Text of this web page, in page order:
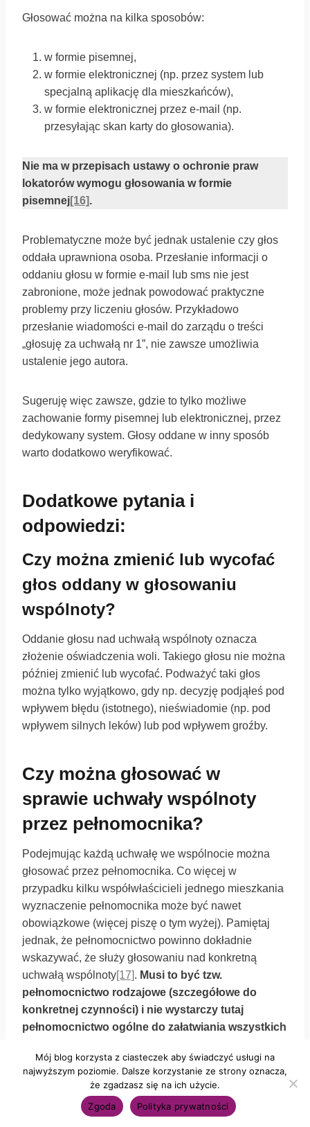
Głosować można na kilka sposobów:
w formie pisemnej,
w formie elektronicznej (np. przez system lub
specjalną aplikację dla mieszkańców),
w formie elektronicznej przez e-mail (np.
przesyłając skan karty do głosowania).
Nie ma w przepisach ustawy o ochronie praw
lokatorów wymogu głosowania w formie
pisemnej[16].
Problematyczne może być jednak ustalenie czy głos
oddała uprawniona osoba. Przesłanie informacji o
oddaniu głosu w formie e-mail lub sms nie jest
zabronione, może jednak powodować praktyczne
problemy przy liczeniu głosów. Przykładowo
przesłanie wiadomości e-mail do zarządu o treści
„głosuję za uchwałą nr 1”, nie zawsze umożliwia
ustalenie jego autora.
Sugeruję więc zawsze, gdzie to tylko możliwe
zachowanie formy pisemnej lub elektronicznej, przez
dedykowany system. Głosy oddane w inny sposób
warto dodatkowo weryfikować.
Dodatkowe pytania i
odpowiedzi:
Czy można zmienić lub wycofać
głos oddany w głosowaniu
wspólnoty?
Oddanie głosu nad uchwałą wspólnoty oznacza
złożenie oświadczenia woli. Takiego głosu nie można
później zmienić lub wycofać. Podważyć taki głos
można tylko wyjątkowo, gdy np. decyzję podjąłeś pod
wpływem błędu (istotnego), nieświadomie (np. pod
wpływem silnych leków) lub pod wpływem groźby.
Czy można głosować w
sprawie uchwały wspólnoty
przez pełnomocnika?
Podejmując każdą uchwałę we wspólnocie można
głosować przez pełnomocnika. Co więcej w
przypadku kilku współwłaścicieli jednego mieszkania
wyznaczenie pełnomocnika może być nawet
obowiązkowe (więcej piszę o tym wyżej). Pamiętaj
jednak, że pełnomocnictwo powinno dokładnie
wskazywać, że służy głosowaniu nad konkretną
uchwałą wspólnoty[17]. Musi to być tzw.
pełnomocnictwo rodzajowe (szczegółowe do
konkretnej czynności) i nie wystarczy tutaj
pełnomocnictwo ogólne do załatwiania wszystkich
Zgodne z art. 100 Kodeksu cywilnego
pełnomocnikiem może być nawet małoletni powyżej
13 roku życia, ale sugeruję żeby była to jednak osoba
Mój blog korzysta z ciasteczek aby świadczyć usługi na
najwyższym poziomie. Dalsze korzystanie ze strony oznacza,
że zgadzasz się na ich użycie.
Zgoda
Polityka prywatności